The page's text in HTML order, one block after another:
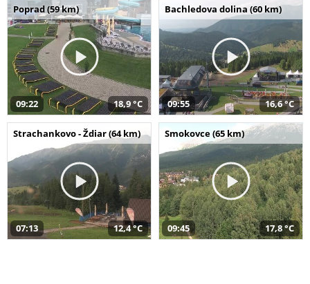
Poprad (59 km)
09:22 18,9 °C
Bachledova dolina (60 km)
09:55 16,6 °C
Strachankovo - Ždiar (64 km)
07:13 12,4 °C
Smokovce (65 km)
09:45 17,8 °C